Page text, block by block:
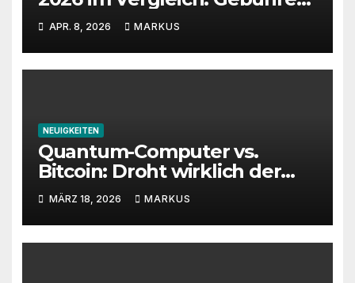
Sicherheit und Features
APR. 8, 2026 MARKUS
NEUIGKEITEN
Quantum-Computer vs.
Bitcoin: Droht wirklich der
Totalverlust?
MÄRZ 18, 2026 MARKUS